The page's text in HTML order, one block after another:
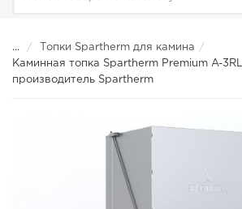
...
Топки Spartherm для камина
Каминная топка Spartherm Premium A-
производитель Spartherm